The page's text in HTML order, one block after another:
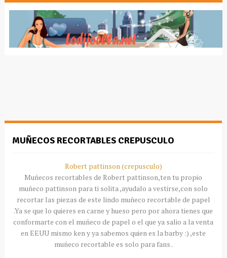
MUÑECOS RECORTABLES CREPUSCULO
Robert pattinson (crepusculo)
Muñecos recortables deRobert pattinson,ten tu propio
muñeco pattinson para ti solita ,ayudalo a vestirse,con solo
recortar las piezas de este lindo muñeco recortable de papel
.Ya se que lo quieres en carne y hueso pero por ahora tienes que
conformarte con el muñeco de papel o el que ya salio a la venta
en EEUU mismo ken y ya sabemos quien es labarby :) ,este
muñeco recortable es solo para fans .